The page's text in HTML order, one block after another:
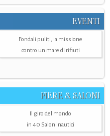
EVENTI
Fondali puliti, la missione
contro un mare di rifiuti
FIERE & SALONI
Il giro del mondo
in 40 Saloni nautici